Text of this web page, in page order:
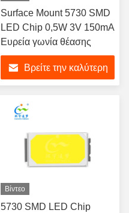
Surface Mount 5730 SMD
LED Chip 0,5W 3V 150mA
Ευρεία γωνία θέασης
Βρείτε την καλύτερη
Βίντεο
5730 SMD LED Chip